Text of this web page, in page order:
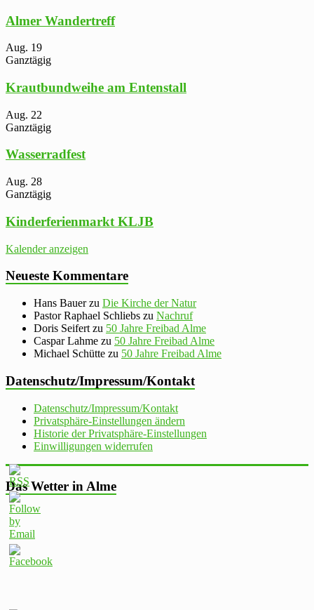
Almer Wandertreff
Aug. 19
Ganztägig
Krautbundweihe am Entenstall
Aug. 22
Ganztägig
Wasserradfest
Aug. 28
Ganztägig
Kinderferienmarkt KLJB
Kalender anzeigen
Neueste Kommentare
Hans Bauerzu Die Kirche der Natur
Pastor Raphael Schliebs zu Nachruf
Doris Seifert zu 50 Jahre Freibad Alme
Caspar Lahme zu 50 Jahre Freibad Alme
Michael Schütte zu 50 Jahre Freibad Alme
Datenschutz/Impressum/Kontakt
Datenschutz/Impressum/Kontakt
Privatsphäre-Einstellungen ändern
Historie der Privatsphäre-Einstellungen
Einwilligungen widerrufen
Das Wetter in Alme